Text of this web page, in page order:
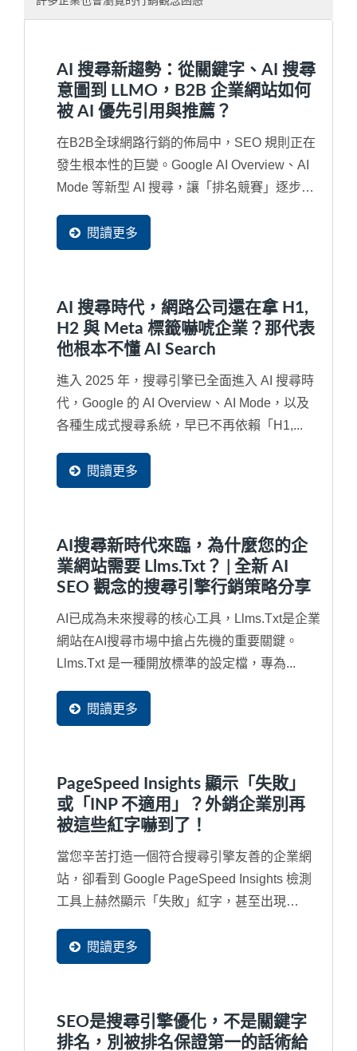
AI 搜尋新趨勢：從關鍵字、AI 搜尋
意圖到 LLMO，B2B 企業網站如何
被 AI 優先引用與推薦？
在B2B全球網路行銷的佈局中，SEO 規則正在
發生根本性的巨變。Google AI Overview、AI
Mode 等新型 AI 搜尋，讓「排名競賽」逐步演
閱讀更多
AI 搜尋時代，網路公司還在拿 H1,
H2 與 Meta 標籤嚇唬企業？那代表
他根本不懂 AI Search
進入 2025 年，搜尋引擎已全面進入 AI 搜尋時
代，Google 的 AI Overview、AI Mode，以及
各種生成式搜尋系統，早已不再依賴「H1,...
閱讀更多
AI搜尋新時代來臨，為什麼您的企
業網站需要 Llms.txt？ | 全新 AI
SEO 觀念的搜尋引擎行銷策略分享
AI已成為未來搜尋的核心工具，llms.txt是企業
網站在AI搜尋市場中搶占先機的重要關鍵。
Llms.txt 是一種開放標準的設定檔，專為...
閱讀更多
PageSpeed Insights 顯示「失敗」
或「INP 不適用」？外銷企業別再
被這些紅字嚇到了！
當您辛苦打造一個符合搜尋引擎友善的企業網
站，卻看到 Google PageSpeed Insights 檢測
工具上赫然顯示「失敗」紅字，甚至出現
閱讀更多
SEO是搜尋引擎優化，不是關鍵字
排名，別被排名保證第一的話術給